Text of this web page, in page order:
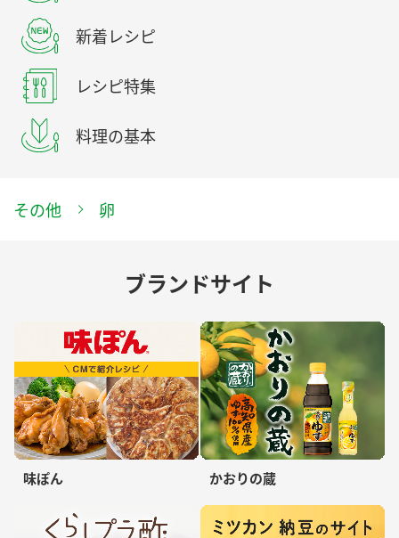
新着レシピ
レシピ特集
料理の基本
その他 卵
ブランドサイト
味ぽん かおりの蔵